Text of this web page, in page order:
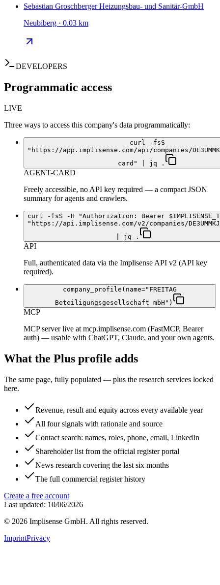
Sebastian Groschberger Heizungsbau- und Sanitär-GmbH
Neubiberg · 0.03 km
DEVELOPERS
Programmatic access
LIVE
Three ways to access this company's data programmatically:
curl -fsS
"https://app.implisense.com/api/companies/
card" | jq .
AGENT-CARD
Freely accessible, no API key required — a compact JSON
summary for agents and crawlers.
curl -fsS -H "Authorization: Bearer
"https://api.implisense.com/v2/companies/
| jq .
API
Full, authenticated data via the Implisense API v2 (API key
required).
company_profile(name="FREITAG
Beteiligungsgesellschaft mbH")
MCP
MCP server live at mcp.implisense.com (FastMCP, Bearer
auth) — usable with ChatGPT, Claude, and your own agents.
What the Plus profile adds
The same page, fully populated — plus the research services locked
here.
Revenue, result and equity across every available year
All four signals with rationale and source
Contact search: names, roles, phone, email, LinkedIn
Shareholder list from the official register portal
News research covering the last six months
The full commercial register history
Create a free account
Last updated: 10/06/2026
© 2026 Implisense GmbH. All rights reserved.
ImprintPrivacy